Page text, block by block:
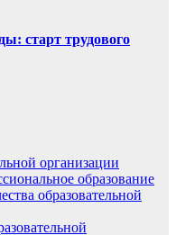
старт трудового
организации
образование
образовательной